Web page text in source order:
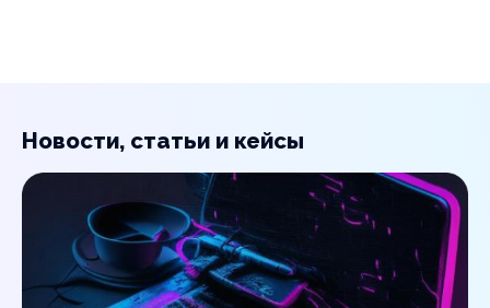
Мы уже помогли таким компаниям в сфере
недвижимости, как Самолёт, ПИК, Level,
Pioneer.
Новости, статьи и кейсы